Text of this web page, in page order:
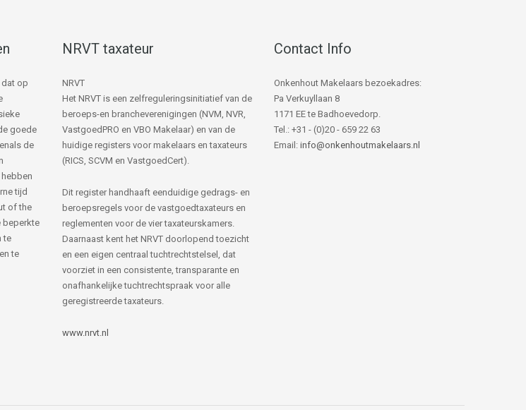
dat op
goede
de
tijd
of the
beperkte
te
te
NRVT taxateur
NRVT
Het NRVT is een zelfreguleringsinitiatief van de
beroeps-en brancheverenigingen (NVM, NVR,
VastgoedPRO en VBO Makelaar) en van de
huidige registers voor makelaars en taxateurs
(RICS, SCVM en VastgoedCert).
Dit register handhaaft eenduidige gedrags- en
beroepsregels voor de vastgoedtaxateurs en
reglementen voor de vier taxateurskamers.
Daarnaast kent het NRVT doorlopend toezicht
en een eigen centraal tuchtrechtstelsel, dat
voorziet in een consistente, transparante en
onafhankelijke tuchtrechtspraak voor alle
geregistreerde taxateurs.
www.nrvt.nl
Contact Info
Onkenhout Makelaars bezoekadres:
Pa Verkuyllaan 8
1171 EE te Badhoevedorp.
Tel.: +31 - (0)20 - 659 22 63
Email: info@onkenhoutmakelaars.nl